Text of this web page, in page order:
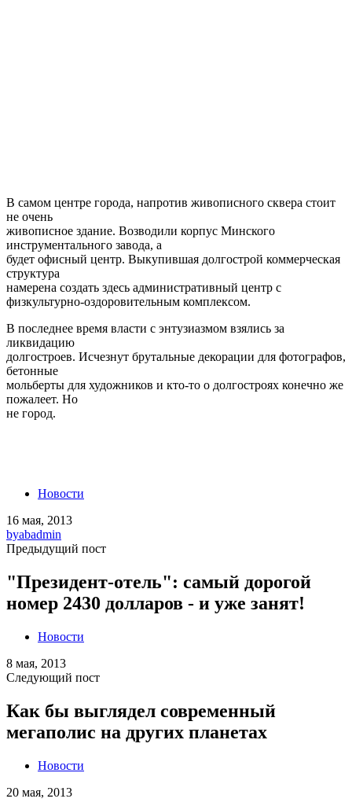
В самом центре города, напротив живописного сквера стоит
не очень
живописное здание. Возводили корпус Минского
инструментального завода, а
будет офисный центр. Выкупившая долгострой коммерческая
структура
намерена создать здесь административный центр с
физкультурно-оздоровительным комплексом.
В последнее время власти с энтузиазмом взялись за
ликвидацию
долгостроев. Исчезнут брутальные декорации для фотографов,
бетонные
мольберты для художников и кто-то о долгостроях конечно же
пожалеет. Но
не город.
Новости
16 мая, 2013
byabadmin
Предыдущий пост
"Президент-отель": самый дорогой
номер 2430 долларов - и уже занят!
Новости
8 мая, 2013
Следующий пост
Как бы выглядел современный
мегаполис на других планетах
Новости
20 мая, 2013